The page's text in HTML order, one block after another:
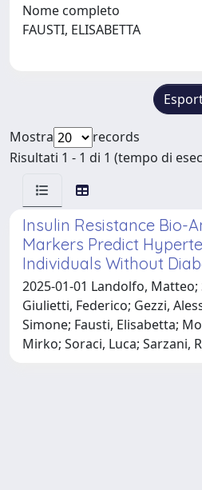
Nome completo
FAUSTI, ELISABETTA
Mostra
records
Risultati 1 - 1 di 1 (tempo di
Insulin Resistance Bio-
Markers Predict
Individuals Without
2025-01-01 Landolfo, Matteo;
Giulietti, Federico; Gezzi,
Simone; Fausti, Elisabetta;
Mirko; Soraci, Luca; Sarzani,